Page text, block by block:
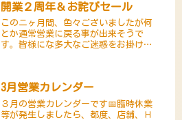
とクレカの有効期限が切れていてISPか
らドメインやHP等の更新が出来な...
開業２周年＆お詫びセール
このニヶ月間、色々ございましたが何
とか通常営業に戻る事が出来そうで
す。皆様にな多大なご迷惑をお掛けし
す。・期間は11月8日(金)～11...
3月営業カレンダー
３月の営業カレンダーです📅臨時休業
等が発生しましたら、都度、店舗、Ｈ